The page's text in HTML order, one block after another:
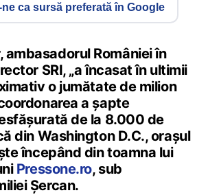
ca sursă preferată în Google
ambasadorul României în
SRI, „a încasat în ultimii
o jumătate de milion
a șapte
de la 8.000 de
din Washington D.C., orașul
începând din toamna lui
Pressone.ro, sub
Șercan.